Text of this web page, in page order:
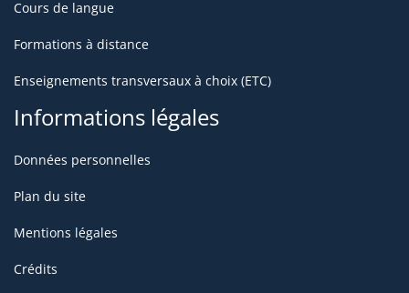
Cours de langue
Formations à distance
Enseignements transversaux à choix (ETC)
Informations légales
Données personnelles
Plan du site
Mentions légales
Crédits